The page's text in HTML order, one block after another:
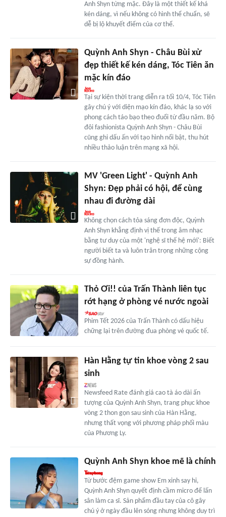
Anh Shyn từng mặc. Đây là một thiết kế khá
kén dáng, vì nếu không có hình thể chuẩn, sẽ
dễ bị lộ khuyết điểm của cơ thể.
Quỳnh Anh Shyn - Châu Bùi xử
đẹp thiết kế kén dáng, Tóc Tiên ăn
mặc kín đáo
Tại sự kiện thời trang diễn ra tối 10/4, Tóc Tiên
gây chú ý với diện mạo kín đáo, khác lạ so với
phong cách táo bạo theo đuổi từ đầu năm. Bộ
đôi fashionista Quỳnh Anh Shyn - Châu Bùi
cũng ghi dấu ấn với tạo hình nổi bật, thu hút
nhiều thảo luận trên mạng xã hội.
MV 'Green Light' - Quỳnh Anh
Shyn: Đẹp phải có hội, để cùng
nhau đi đường dài
Không chọn cách tỏa sáng đơn độc, Quỳnh
Anh Shyn khẳng định vị thế trong âm nhạc
bằng tư duy của một 'nghệ sĩ thế hệ mới': Biết
người biết ta và luôn trân trọng những cộng
sự đồng hành.
Thỏ Ơi!! của Trấn Thành liên tục
rớt hạng ở phòng vé nước ngoài
Phim Tết 2026 của Trấn Thành có dấu hiệu
chững lại trên đường đua phòng vé quốc tế.
Hàn Hằng tự tin khoe vòng 2 sau
sinh
Newsfeed Rate đánh giá cao tà áo dài ấn
tượng của Quỳnh Anh Shyn, trang phục khoe
vòng 2 thon gọn sau sinh của Hàn Hằng,
nhưng thất vọng với phương pháp phối màu
của Phương Ly.
Quỳnh Anh Shyn khoe mẽ là chính
Từ bước đệm game show Em xinh say hi,
Quỳnh Anh Shyn quyết định cầm micro để lấn
sân làm ca sĩ. Sản phẩm đầu tay của cô gây
chú ý ở ngày đầu lên sóng nhưng không duy trì